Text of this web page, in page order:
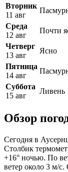
Вторник
11 авг
Среда
12 авг
Почти
Четверг
13 авг
Ясно
Пятница
14 авг
Суббота
15 авг
Ливень
Обзор
Сегодня в
Столбик
+16° ночью. По
ветер около 3 м/с.